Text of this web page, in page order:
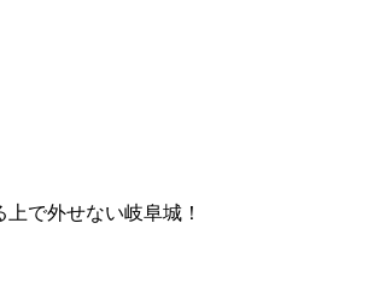
で外せない岐阜城！